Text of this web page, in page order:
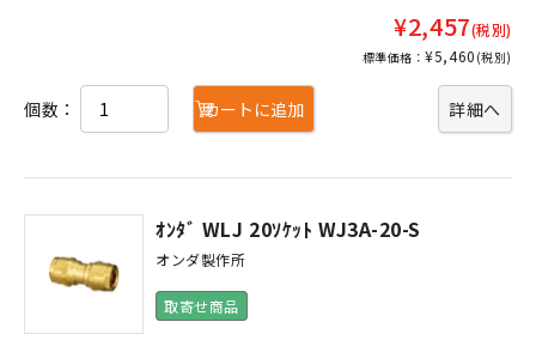
¥2,457(税別)
標準価格：¥5,460 (税別)
詳細へ
個数： カートに追加
ｵﾝﾀﾞ WLJ 20ｿｹｯﾄ WJ3A-20-S
オンダ製作所
取寄せ商品